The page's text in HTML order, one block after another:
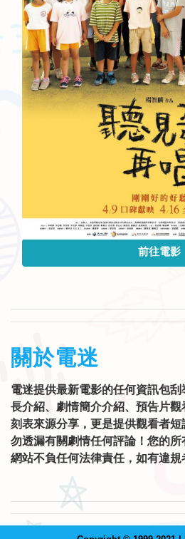
前往電影
關於電迷
電迷提供最新電影的任何資訊包刮
刻表來源分享，更是提供觀看者
勿透漏有關劇情任何評論！您的
網站不負任何法律責任，如有違規
Copyright © 1999-2021 |